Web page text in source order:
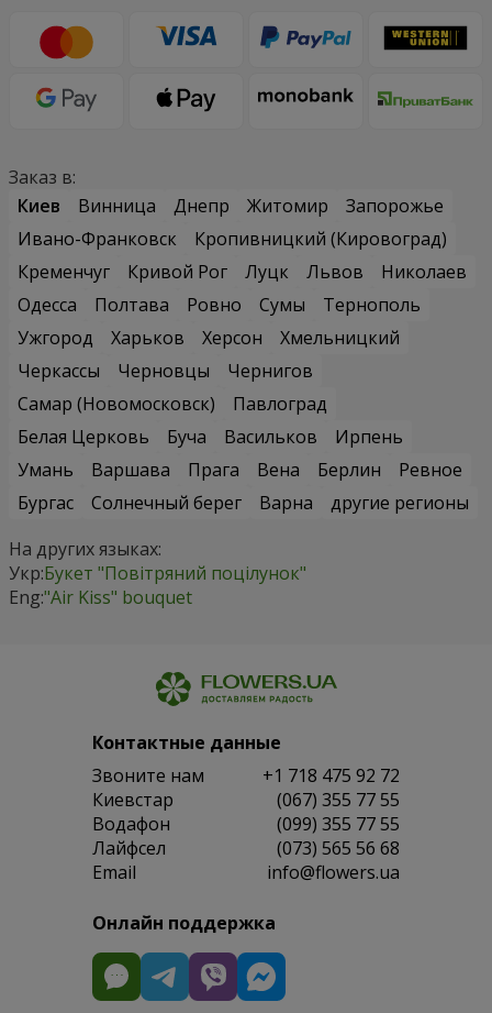
Заказ в:
Киев
Винница Днепр Житомир
Запорожье
Ивано-Франковск
Кропивницкий (Кировоград)
Кременчуг
Кривой Рог Луцк Львов
Николаев
Одесса
Полтава Ровно Сумы
Тернополь
Ужгород
Харьков Херсон
Хмельницкий
Черкассы
Черновцы
Чернигов
Самар (Новомосковск)
Павлоград
Белая Церковь
Буча Васильков
Ирпень
Умань
Варшава Прага Вена Берлин
Ревное
Бургас
Солнечный берег Варна
другие регионы
На других языках:
Укр:Букет "Повітряний поцілунок"
Eng:"Air Kiss" bouquet
Контактные данные
Звоните нам
+1 718 475 92 72
Киевстар
(067) 355 77 55
Водафон
(099) 355 77 55
Лайфсел
(073) 565 56 68
Email
info@flowers.ua
Онлайн поддержка